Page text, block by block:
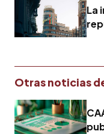
La
Otras noticias